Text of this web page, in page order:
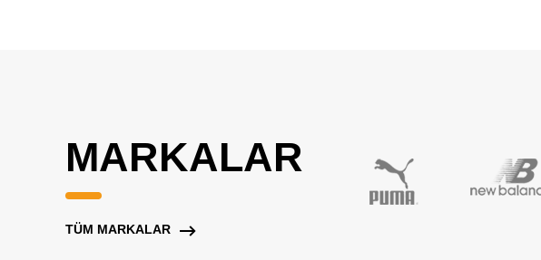
MARKALAR
TÜM MARKALAR